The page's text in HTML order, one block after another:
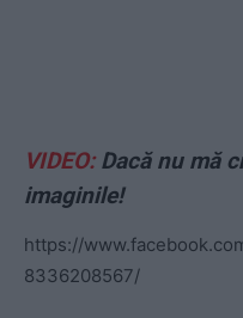
VIDEO:Dacă nu mă
imaginile!
https://
8336208567/